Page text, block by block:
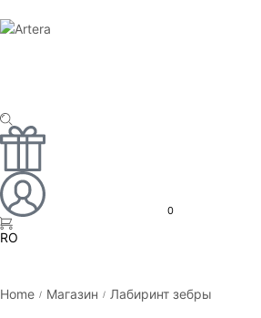
0
RO
EN
Home / Магазин / Лабиринт зебры